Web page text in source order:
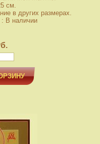
см.
в других размерах.
: В наличии